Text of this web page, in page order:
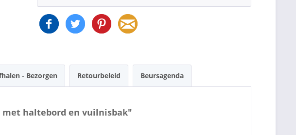
- Bezorgen Retourbeleid Beursagenda
met haltebord en vuilnisbak"